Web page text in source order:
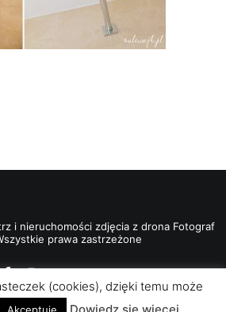
i nieruchomości zdjęcia z drona Fotograf
prawa zastrzeżone
(cookies), dzięki temu może